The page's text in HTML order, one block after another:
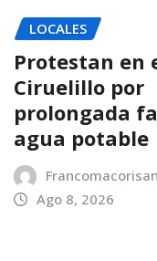
LOCALES
Protestan en
Ciruelillo por
prolongada
agua potable
Ago 8, 2026